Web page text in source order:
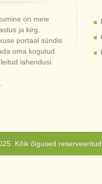
on meie
ja kirg.
portaal sündis
oma kogutud
lahendusi.
Kõik õigused